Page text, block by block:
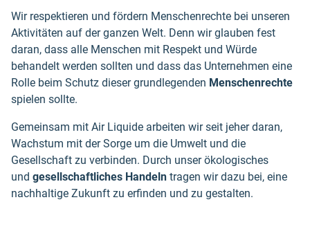
Wir respektieren und fördern Menschenrechte bei unseren
Aktivitäten auf der ganzen Welt. Denn wir glauben fest
daran, dass alle Menschen mit Respekt und Würde
behandelt werden sollten und dass das Unternehmen eine
Rolle beim Schutz dieser grundlegenden Menschenrechte
spielen sollte.
Gemeinsam mit Air Liquide arbeiten wir seit jeher daran,
Wachstum mit der Sorge um die Umwelt und die
Gesellschaft zu verbinden. Durch unser ökologisches
und gesellschaftliches Handeln tragen wir dazu bei, eine
nachhaltige Zukunft zu erfinden und zu gestalten.